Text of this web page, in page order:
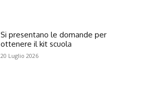
Si presentano le domande per
ottenere il kit scuola
20 Luglio 2026